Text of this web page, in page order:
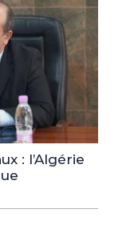
: l’Algérie